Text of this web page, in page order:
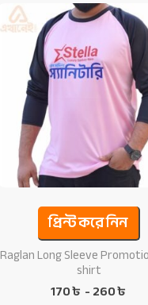
প্রিন্ট করে নিন
Raglan Long Sleeve
shirt
170৳ -260৳